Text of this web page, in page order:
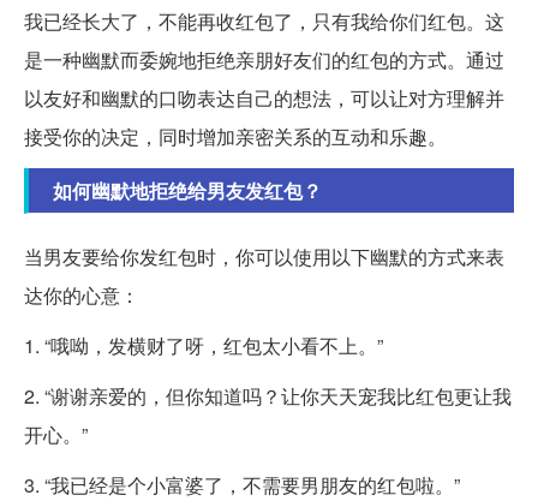
我已经长大了，不能再收红包了，只有我给你们红包。这
是一种幽默而委婉地拒绝亲朋好友们的红包的方式。通过
以友好和幽默的口吻表达自己的想法，可以让对方理解并
接受你的决定，同时增加亲密关系的互动和乐趣。
如何幽默地拒绝给男友发红包？
当男友要给你发红包时，你可以使用以下幽默的方式来表
达你的心意：
1. “哦呦，发横财了呀，红包太小看不上。”
2. “谢谢亲爱的，但你知道吗？让你天天宠我比红包更让我
开心。”
3. “我已经是个小富婆了，不需要男朋友的红包啦。”